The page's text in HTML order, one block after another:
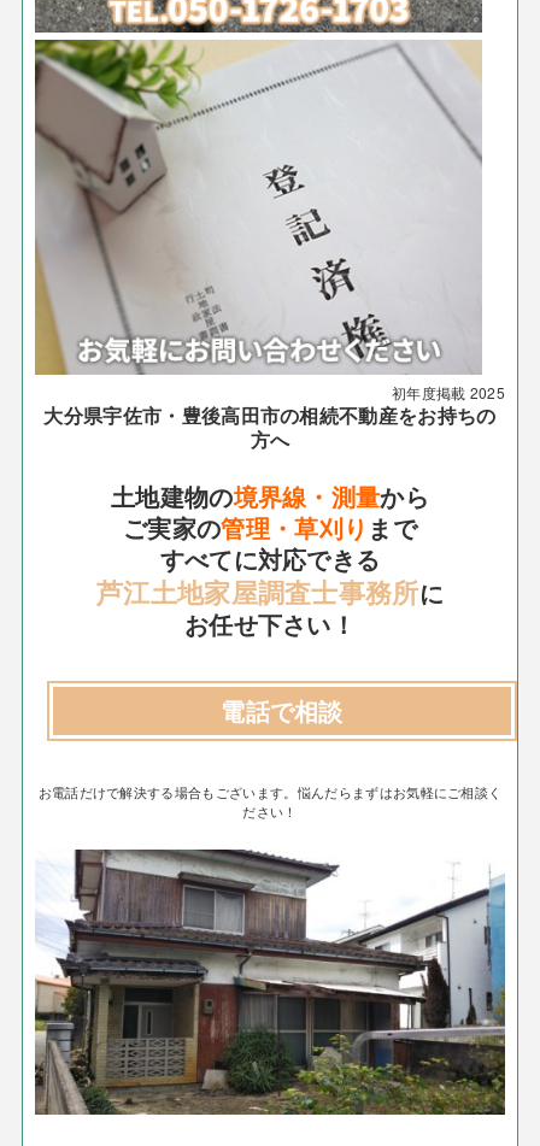
初年度掲載 2025
大分県宇佐市・豊後高田市の相続不動産をお持ちの
方へ
土地建物の境界線・測量から
ご実家の管理・草刈り まで
すべてに対応できる
芦江土地家屋調査士事務所に
お任せ下さい！
電話で相談
お電話だけで解決する場合もございます。悩んだらまずはお気軽にご相談く
ださい！